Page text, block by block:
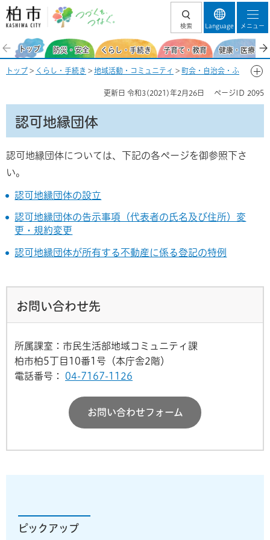
柏市 つづくを、
検索 Language メニュー
トップ 防災・安全 くらし・手続き 子育て・教育 健康・医療・
トップ > くらし・手続き > 地域活動・コミュニティ > 町会・自治会・ふ
更新日 令和3(2021)年2月26日 ページID 2095
認可地縁団体
認可地縁団体については、下記の各ページを御参照下さ
い。
認可地縁団体の設立
認可地縁団体の告示事項（代表者の氏名及び住所）変
更・規約変更
認可地縁団体が所有する不動産に係る登記の特例
お問い合わせ先
所属課室：市民生活部地域コミュニティ課
柏市柏5丁目10番1号（本庁舎2階）
電話番号：
04-7167-1126
お問い合わせフォーム
ピックアップ